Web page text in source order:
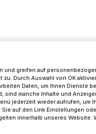
und greifen auf
zu. Durch Auswahl von OK
Daten, um Ihnen Dienste
sind manche Inhalte und
jederzeit wieder aufrufen, um
auf den Link Einstellungen
innerhalb unseres Website.